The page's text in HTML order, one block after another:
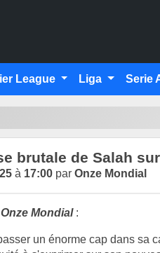
League Liga Serie
brutale de Salah
à 17:00 par Onze Mondial
Onze Mondial:
un énorme cap dans sa